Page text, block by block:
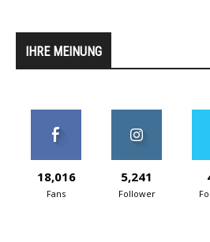
IHRE MEINUNG
18,016
Fans
5,241
Follower